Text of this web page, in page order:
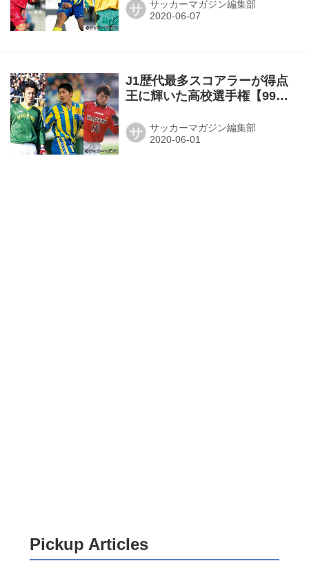
サ サッカーマガジン編集部
J1歴代最多スコアラーが得点
王に輝いた高校選手権【99～
サ サッカーマガジン編集部
Pickup Articles